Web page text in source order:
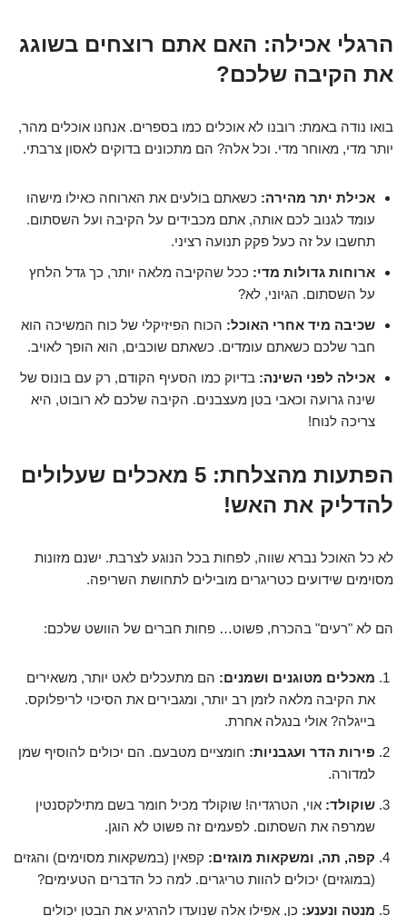
הרגלי אכילה: האם אתם רוצחים בשוגג
את הקיבה שלכם?
בואו נודה באמת: רובנו לא אוכלים כמו בספרים. אנחנו אוכלים מהר,
יותר מדי, מאוחר מדי. וכל אלה? הם מתכונים בדוקים לאסון צרבתי.
אכילת יתר מהירה: כשאתם בולעים את הארוחה כאילו מישהו
עומד לגנוב לכם אותה, אתם מכבידים על הקיבה ועל השסתום.
תחשבו על זה כעל פקק תנועה רציני.
ארוחות גדולות מדי: ככל שהקיבה מלאה יותר, כך גדל הלחץ
על השסתום. הגיוני, לא?
שכיבה מיד אחרי האוכל: הכוח הפיזיקלי של כוח המשיכה הוא
חבר שלכם כשאתם עומדים. כשאתם שוכבים, הוא הופך לאויב.
אכילה לפני השינה: בדיוק כמו הסעיף הקודם, רק עם בונוס של
שינה גרועה וכאבי בטן מעצבנים. הקיבה שלכם לא רובוט, היא
צריכה לנוח!
הפתעות מהצלחת: 5 מאכלים שעלולים
להדליק את האש!
לא כל האוכל נברא שווה, לפחות בכל הנוגע לצרבת. ישנם מזונות
מסוימים שידועים כטריגרים מובילים לתחושת השריפה.
הם לא "רעים" בהכרח, פשוט… פחות חברים של הוושט שלכם:
מאכלים מטוגנים ושמנים: הם מתעכלים לאט יותר, משאירים
את הקיבה מלאה לזמן רב יותר, ומגבירים את הסיכוי לריפלוקס.
בייגלה? אולי בנגלה אחרת.
פירות הדר ועגבניות: חומציים מטבעם. הם יכולים להוסיף שמן
למדורה.
שוקולד: אוי, הטרגדיה! שוקולד מכיל חומר בשם מתילקסנטין
שמרפה את השסתום. לפעמים זה פשוט לא הוגן.
קפה, תה, ומשקאות מוגזים: קפאין (במשקאות מסוימים) והגזים
(במוגזים) יכולים להוות טריגרים. למה כל הדברים הטעימים?
מנטה ונענע: כן, אפילו אלה שנועדו להרגיע את הבטן יכולים